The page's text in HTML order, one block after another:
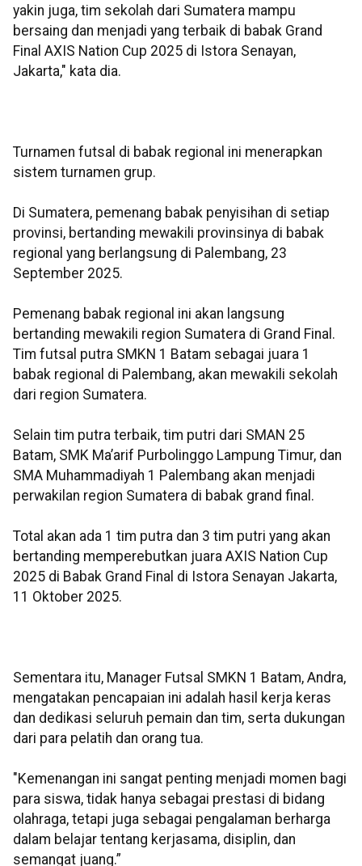
yakin juga, tim sekolah dari Sumatera mampu
bersaing dan menjadi yang terbaik di babak Grand
Final AXIS Nation Cup 2025 di Istora Senayan,
Jakarta," kata dia.
Turnamen futsal di babak regional ini menerapkan
sistem turnamen grup.
Di Sumatera, pemenang babak penyisihan di setiap
provinsi, bertanding mewakili provinsinya di babak
regional yang berlangsung di Palembang, 23
September 2025.
Pemenang babak regional ini akan langsung
bertanding mewakili region Sumatera di Grand Final.
Tim futsal putra SMKN 1 Batam sebagai juara 1
babak regional di Palembang, akan mewakili sekolah
dari region Sumatera.
Selain tim putra terbaik, tim putri dari SMAN 25
Batam, SMK Ma’arif Purbolinggo Lampung Timur, dan
SMA Muhammadiyah 1 Palembang akan menjadi
perwakilan region Sumatera di babak grand final.
Total akan ada 1 tim putra dan 3 tim putri yang akan
bertanding memperebutkan juara AXIS Nation Cup
2025 di Babak Grand Final di Istora Senayan Jakarta,
11 Oktober 2025.
Sementara itu, Manager Futsal SMKN 1 Batam, Andra,
mengatakan pencapaian ini adalah hasil kerja keras
dan dedikasi seluruh pemain dan tim, serta dukungan
dari para pelatih dan orang tua.
"Kemenangan ini sangat penting menjadi momen bagi
para siswa, tidak hanya sebagai prestasi di bidang
olahraga, tetapi juga sebagai pengalaman berharga
dalam belajar tentang kerjasama, disiplin, dan
semangat juang.”